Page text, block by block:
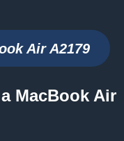
Air A2179
MacBook Air